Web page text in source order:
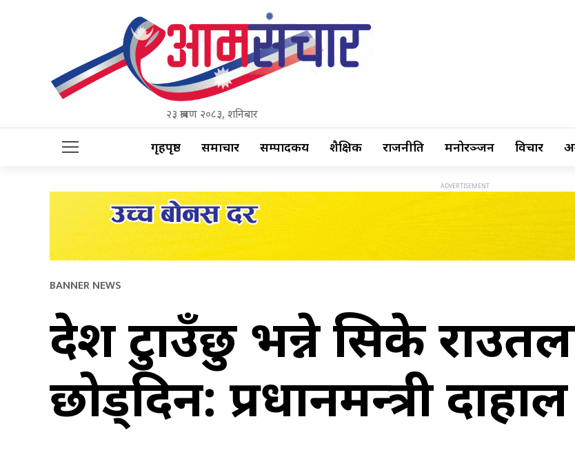
२३ श्रावण २०८३, शनिबार
गृहपृष्ठ समाचार सम्पादकीय शैक्षिक राजनीति मनोरञ्जन विचार
BANNER NEWS
देश टुक्राउँछु भन्ने सिके
छोड्दिन: प्रधानमन्त्री दाहाल